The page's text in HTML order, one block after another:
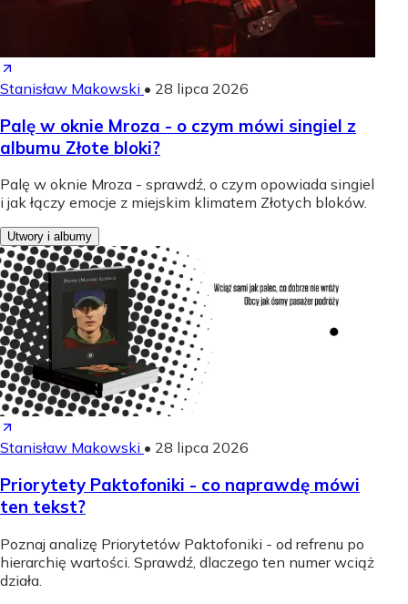
Stanisław Makowski • 28 lipca 2026
Palę w oknie Mroza - o czym mówi singiel z
albumu Złote bloki?
Palę w oknie Mroza - sprawdź, o czym opowiada singiel
i jak łączy emocje z miejskim klimatem Złotych bloków.
Utwory i albumy
Stanisław Makowski • 28 lipca 2026
Priorytety Paktofoniki - co naprawdę mówi
ten tekst?
Poznaj analizę Priorytetów Paktofoniki - od refrenu po
hierarchię wartości. Sprawdź, dlaczego ten numer wciąż
działa.